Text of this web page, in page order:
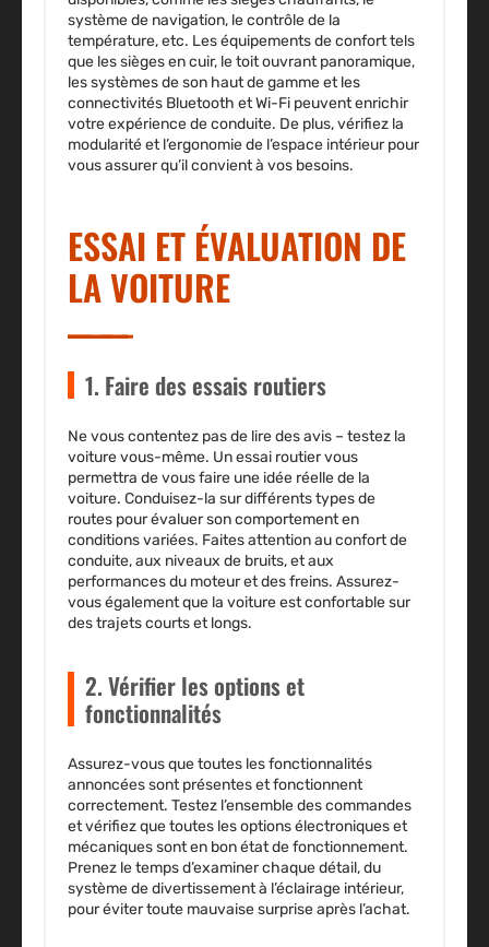
système de navigation, le contrôle de la
température, etc. Les équipements de confort tels
que les sièges en cuir, le toit ouvrant panoramique,
les systèmes de son haut de gamme et les
connectivités Bluetooth et Wi-Fi peuvent enrichir
votre expérience de conduite. De plus, vérifiez la
modularité et l’ergonomie de l’espace intérieur pour
vous assurer qu’il convient à vos besoins.
ESSAI ET ÉVALUATION DE
LA VOITURE
1. Faire des essais routiers
Ne vous contentez pas de lire des avis – testez la
voiture vous-même. Un essai routier vous
permettra de vous faire une idée réelle de la
voiture. Conduisez-la sur différents types de
routes pour évaluer son comportement en
conditions variées. Faites attention au confort de
conduite, aux niveaux de bruits, et aux
performances du moteur et des freins. Assurez-
vous également que la voiture est confortable sur
des trajets courts et longs.
2. Vérifier les options et
fonctionnalités
Assurez-vous que toutes les fonctionnalités
annoncées sont présentes et fonctionnent
correctement. Testez l’ensemble des commandes
et vérifiez que toutes les options électroniques et
mécaniques sont en bon état de fonctionnement.
Prenez le temps d’examiner chaque détail, du
système de divertissement à l’éclairage intérieur,
pour éviter toute mauvaise surprise après l’achat.